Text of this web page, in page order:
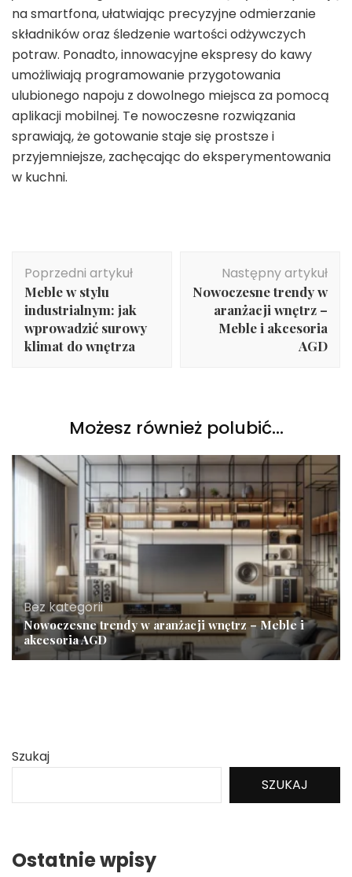
na smartfona, ułatwiając precyzyjne odmierzanie
składników oraz śledzenie wartości odżywczych
potraw. Ponadto, innowacyjne ekspresy do kawy
umożliwiają programowanie przygotowania
ulubionego napoju z dowolnego miejsca za pomocą
aplikacji mobilnej. Te nowoczesne rozwiązania
sprawiają, że gotowanie staje się prostsze i
przyjemniejsze, zachęcając do eksperymentowania
w kuchni.
wpisu
Poprzedni artykuł
Meble w stylu
industrialnym: jak
wprowadzić surowy
klimat do wnętrza
Następny artykuł
Nowoczesne trendy w
aranżacji wnętrz –
Meble i akcesoria
AGD
Możesz również polubić…
Bez kategorii
Nowoczesne trendy w aranżacji wnętrz – Meble i
akcesoria AGD
Szukaj
SZUKAJ
Ostatnie wpisy